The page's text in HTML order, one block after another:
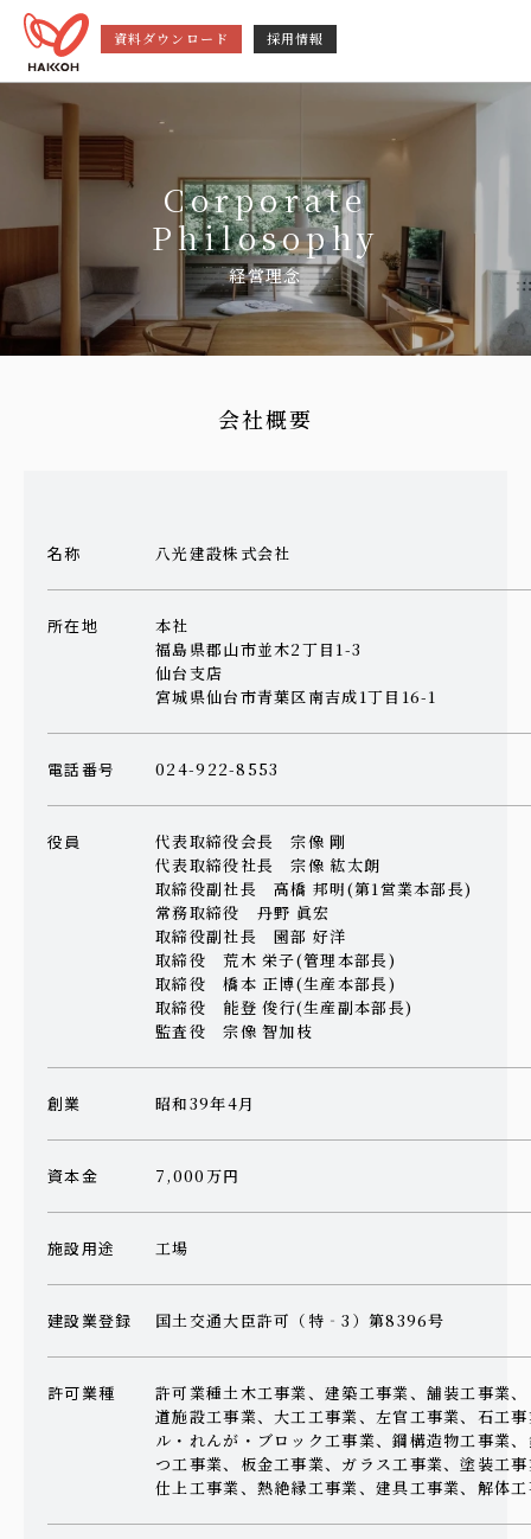
資料ダウンロード 採用情報
Corporate
Philosophy
経営理念
会社概要
名称 八光建設株式会社
所在地
本社
福島県郡山市並木2丁目1-3
仙台支店
宮城県仙台市青葉区南吉成1丁目16-1
電話番号 024-922-8553
役員
代表取締役会長 宗像 剛
代表取締役社長 宗像 紘太朗
取締役副社長 高橋 邦明(第1営業本部長)
常務取締役 丹野 眞宏
取締役副社長 園部 好洋
取締役 荒木 栄子(管理本部長)
取締役 橋本 正博(生産本部長)
取締役 能登 俊行(生産副本部長)
監査役 宗像 智加枝
創業 昭和39年4月
資本金 7,000万円
施設用途 工場
建設業登録 国土交通大臣許可（特‐3）第8396号
許可業種
許可業種土木工事業、建築工事業、舗装工事業
道施設工事業、大工工事業、左官工事業、石工
ル・れんが・ブロック工事業、鋼構造物工事業
つ工事業、板金工事業、ガラス工事業、塗装工
仕上工事業、熱絶縁工事業、建具工事業、解体